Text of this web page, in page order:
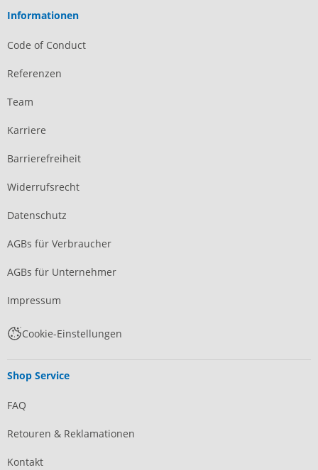
Informationen
Code of Conduct
Referenzen
Team
Karriere
Barrierefreiheit
Widerrufsrecht
Datenschutz
AGBs für Verbraucher
AGBs für Unternehmer
Impressum
Cookie-Einstellungen
Shop Service
FAQ
Retouren & Reklamationen
Kontakt